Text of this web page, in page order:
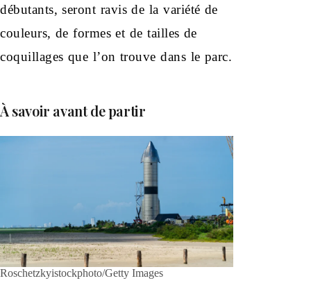
débutants, seront ravis de la variété de
couleurs, de formes et de tailles de
coquillages que l’on trouve dans le parc.
À savoir avant de partir
Roschetzkyistockphoto/Getty Images